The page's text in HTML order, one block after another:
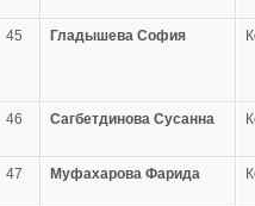
45 Гладышева София
46 Сагбетдинова Сусанна
47 Муфахарова Фарида